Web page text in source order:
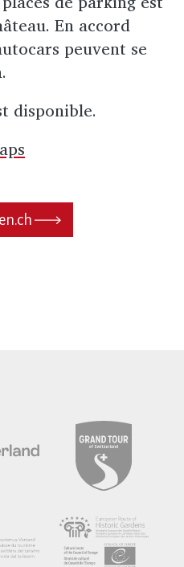
En accord
peuvent se
disponible.